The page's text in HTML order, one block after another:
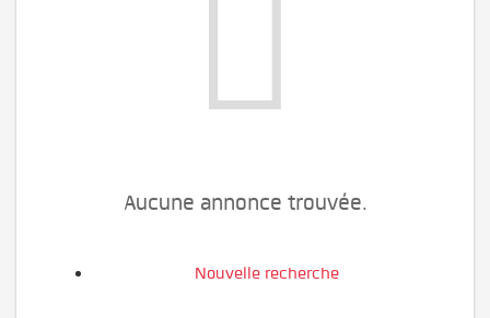
Aucune annonce trouvée.
Nouvelle recherche